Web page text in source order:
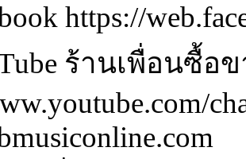
https://
ร้านเพื่อนซื้อ